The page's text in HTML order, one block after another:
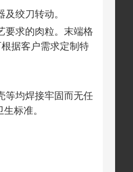
绞刀转动。
求的肉粒。末端格
据客户需求定制特
均焊接牢固而无任
标准。